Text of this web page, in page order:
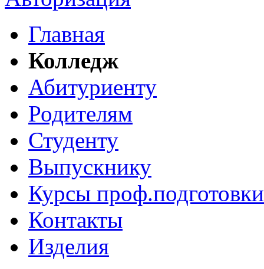
Главная
Колледж
Абитуриенту
Родителям
Студенту
Выпускнику
Курсы проф.подготовки
Контакты
Изделия